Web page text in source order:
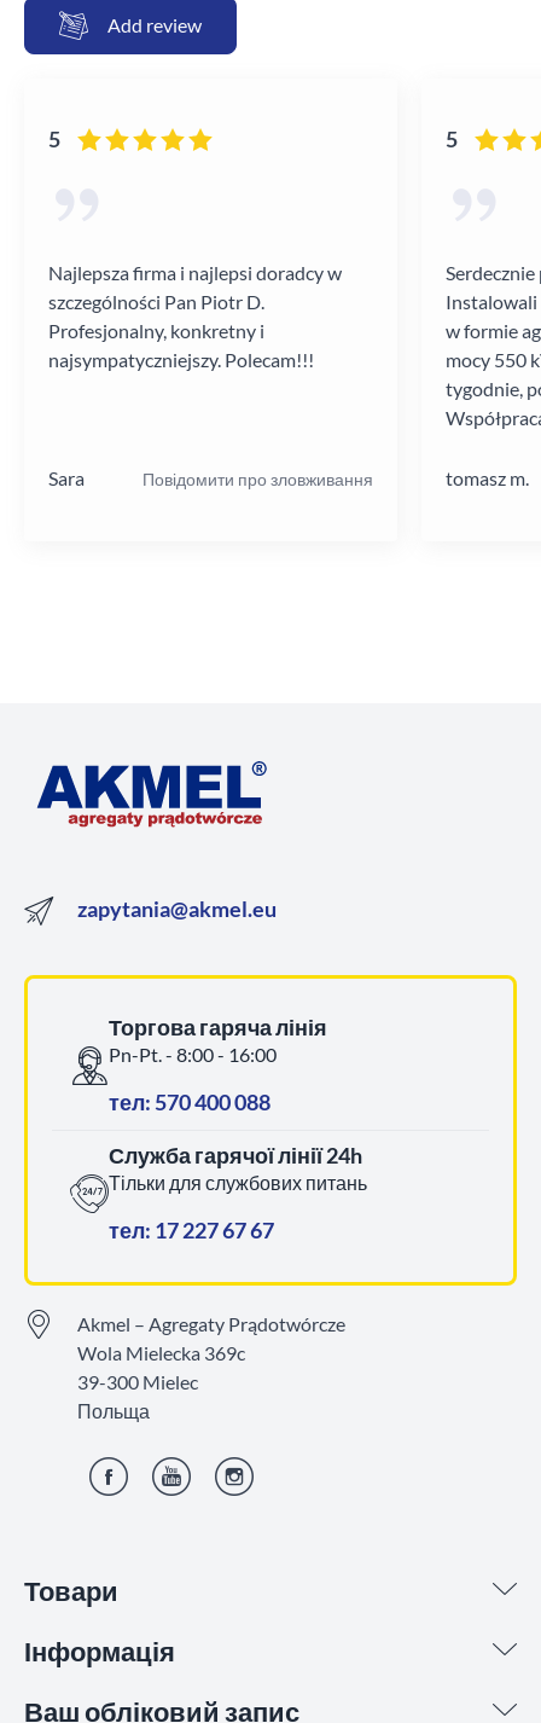
Add review
5
Najlepsza firma i najlepsi doradcy w
szczególności Pan Piotr D.
Profesjonalny, konkretny i
najsympatyczniejszy. Polecam!!!
Sara Повідомити про зловживання
5
Instalowali
w formie
mocy 550
tygodnie,
tomasz m.
Товари
Інформація
Ваш обліковий запис
zapytania@akmel.eu
Торгова гаряча лінія
Pn-Pt. - 8:00 - 16:00
тел: 570 400 088
Служба гарячої лінії 24h
Тільки для службових питань
тел: 17 227 67 67
Akmel – Agregaty Prądotwórcze
Wola Mielecka 369c
39-300 Mielec
Польща